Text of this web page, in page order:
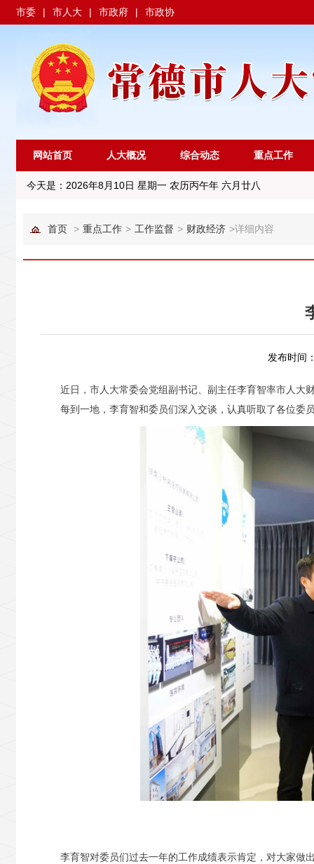
市委 | 市人大 | 市政府 | 市政协
网站首页 人大概况 综合动态 重点工作
今天是： 2026年8月10日 星期一 农历丙午年 六月廿八
首页 > 重点工作 > 工作监督 > 财政经济 >详细内容
发布时间
近日，市人大常委会党组副书记、副主任李育智率市人大
每到一地，李育智和委员们深入交谈，认真听取了各位委
李育智对委员们过去一年的工作成绩表示肯定，对大家做